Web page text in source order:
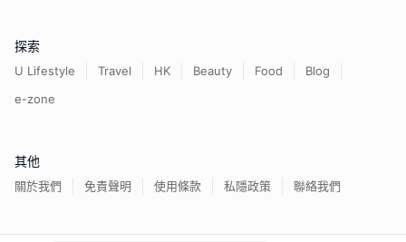
探索
U Lifestyle Travel HK Beauty Food
Blog
e-zone
其他
關於我們 免責聲明 使用條款 私隱政策 聯絡我們